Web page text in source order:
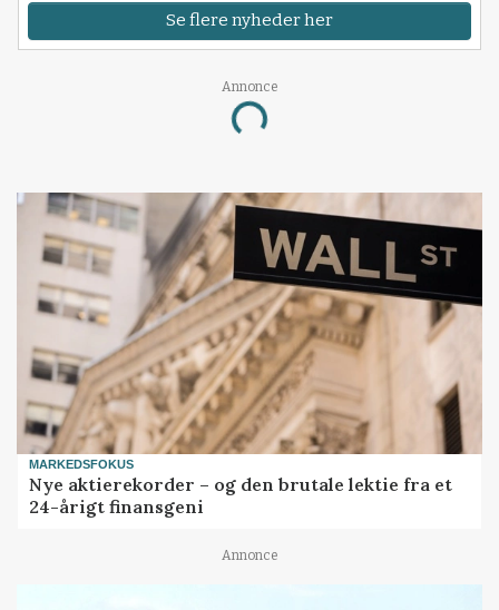
Se flere nyheder her
Annonce
Loading...
MARKEDSFOKUS
Nye aktierekorder – og den brutale lektie fra et
24-årigt finansgeni
Annonce